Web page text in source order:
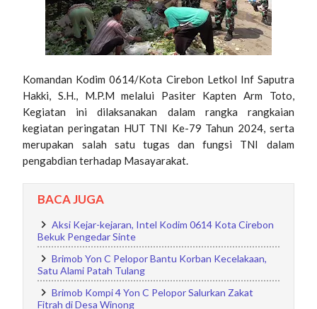
Komandan Kodim 0614/Kota Cirebon Letkol Inf Saputra
Hakki, S.H., M.P.M melalui Pasiter Kapten Arm Toto,
Kegiatan ini dilaksanakan dalam rangka rangkaian
kegiatan peringatan HUT TNI Ke-79 Tahun 2024, serta
merupakan salah satu tugas dan fungsi TNI dalam
pengabdian terhadap Masayarakat.
BACA JUGA
Aksi Kejar-kejaran, Intel Kodim 0614 Kota Cirebon
Bekuk Pengedar Sinte
Brimob Yon C Pelopor Bantu Korban Kecelakaan,
Satu Alami Patah Tulang
Brimob Kompi 4 Yon C Pelopor Salurkan Zakat
Fitrah di Desa Winong